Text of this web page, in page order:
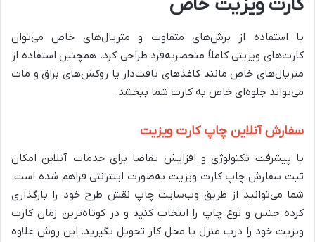
کارت ویزیت خاص
با استفاده از برش‌های متفاوت و متریال‌های خاص می‌توان
کارت‌های ویزیتی کاملاً منحصربه‌فرد طراحی کرد. همچنین استفاده از
متریال‌های خاص مانند کاغذهای بافت‌دار یا روکش‌های براق و مات
می‌تواند جلوه‌ای خاص به کارت شما ببخشد.
سفارش آنلاین چاپ کارت ویزیت
با پیشرفت تکنولوژی و افزایش تقاضا برای خدمات آنلاین امکان
ثبت سفارش چاپ کارت ویزیت به‌صورت اینترنتی فراهم شده است.
شما می‌توانید از طریق وب‌سایت چاپ نقش طرح خود را بارگذاری
کرده جنس و نوع چاپ را انتخاب کنید و در کوتاه‌ترین زمان کارت
ویزیت خود را درب منزل یا محل کار تحویل بگیرید. این روش علاوه